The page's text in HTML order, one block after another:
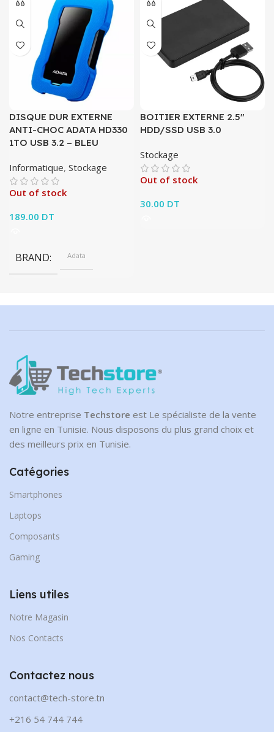
DISQUE DUR EXTERNE
ANTI-CHOC ADATA HD330
1TO USB 3.2 – BLEU
Informatique, Stockage
Out of stock
189.00 DT
BRAND Adata
BOITIER EXTERNE 2.5″
HDD/SSD USB 3.0
Stockage
Out of stock
30.00 DT
Notre entreprise Techstore est Le spécialiste de la vente
en ligne en Tunisie. Nous disposons du plus grand choix et
des meilleurs prix en Tunisie.
Catégories
Smartphones
Laptops
Composants
Gaming
Liens utiles
Notre Magasin
Nos Contacts
Contactez nous
contact@tech-store.tn
+216 54 744 744